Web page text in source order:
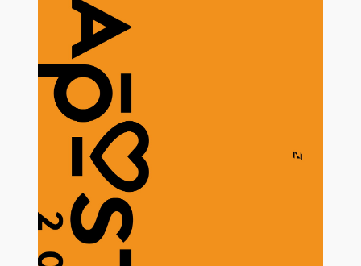
OFFICIAL STORE
LAPONE STORE
FC NEWS